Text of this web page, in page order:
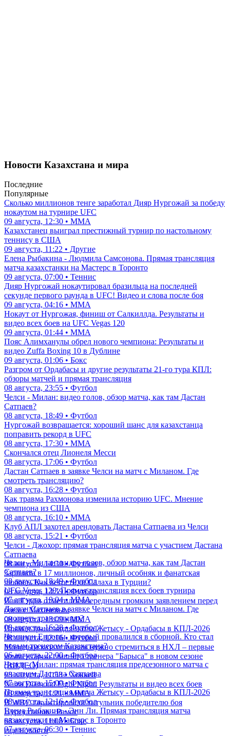
Новости Казахстана и мира
Последние
Популярные
Сколько миллионов тенге заработал Дияр Нургожай за победу
нокаутом на турнире UFC
09 августа, 12:30 • ММА
Казахстанец выиграл престижный турнир по настольному
теннису в США
09 августа, 11:22 • Другие
Елена Рыбакина - Людмила Самсонова. Прямая трансляция
матча казахстанки на Мастерс в Торонто
09 августа, 07:00 • Теннис
Дияр Нургожай нокаутировал бразильца на последней
секунде первого раунда в UFC! Видео и слова после боя
09 августа, 04:16 • ММА
Нокаут от Нургожая, финиш от Салкиллда. Результаты и
видео всех боев на UFC Vegas 120
09 августа, 01:44 • ММА
Пояс Алимханулы обрел нового чемпиона: Результаты и
видео Zuffa Boxing 10 в Дублине
09 августа, 01:06 • Бокс
Разгром от Ордабасы и другие результаты 21-го тура КПЛ:
обзоры матчей и прямая трансляция
08 августа, 23:55 • Футбол
Челси - Милан: видео голов, обзор матча, как там Дастан
Сатпаев?
08 августа, 18:49 • Футбол
Нургожай возвращается: хороший шанс для казахстанца
поправить рекорд в UFC
08 августа, 17:30 • ММА
Скончался отец Лионеля Месси
08 августа, 17:06 • Футбол
Дастан Сатпаев в заявке Челси на матч с Миланом. Где
смотреть трансляцию?
08 августа, 16:28 • Футбол
Как травма Рахмонова изменила историю UFC. Мнение
чемпиона из США
08 августа, 16:10 • ММА
Клуб АПЛ захотел арендовать Дастана Сатпаева из Челси
08 августа, 15:21 • Футбол
Челси - Джохор: прямая трансляция матча с участием Дастана
Сатпаева
08 августа, 14:30 • Футбол
Зарплата в 17 миллионов, личный особняк и фанатская
любовь. Как встретили Салаха в Турции?
08 августа, 13:59 • Футбол
Иан Гэрри отметился очередным громким заявлением перед
боем с Махачевым
08 августа, 13:09 • ММА
Прямая трансляция матча Жетысу - Ордабасы в КПЛ-2026
08 августа, 12:16 • Футбол
Молодым казахстанцам нужно стремиться в НХЛ – первые
комментарии главного тренера "Барыса" в новом сезоне
(ВИДЕО)
08 августа, 11:53 • Хоккей
Naiza Diamond Fight Night: Результаты и видео всех боев
08 августа, 11:21 • ММА
В WBC гарантировали титульник победителю боя
Нурсултанов - Рамос
08 августа, 11:08 • Бокс
еще новости
Челси - Милан: видео голов, обзор матча, как там Дастан
Сатпаев?
08 августа, 18:49 • Футбол
UFC Vegas 120: Прямая трансляция всех боев турнира
07 августа, 19:04 • ММА
Дастан Сатпаев в заявке Челси на матч с Миланом. Где
смотреть трансляцию?
08 августа, 16:28 • Футбол
Чемпион Европы, который провалился в сборной. Кто стал
новым тренером Казахстана?
06 августа, 22:00 • Футбол
Челси - Милан: прямая трансляция предсезонного матча с
участием Дастана Сатпаева
07 августа, 15:00 • Футбол
Прямая трансляция матча Жетысу - Ордабасы в КПЛ-2026
08 августа, 12:16 • Футбол
Елена Рыбакина - Энн Ли. Прямая трансляция матча
казахстанки на Мастерс в Торонто
07 августа, 06:30 • Теннис